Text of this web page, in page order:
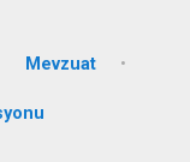
Mevzuat